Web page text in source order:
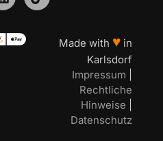
Made with ♥ in
Karlsdorf
Impressum
Rechtliche
Hinweise
Datenschutz